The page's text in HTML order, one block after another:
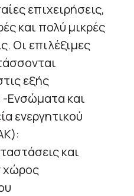
επιχειρήσεις,
και πολύ μικρές
Οι επιλέξιμες
εξής
-Ενσώματα και
ενεργητικού
και
χώρος